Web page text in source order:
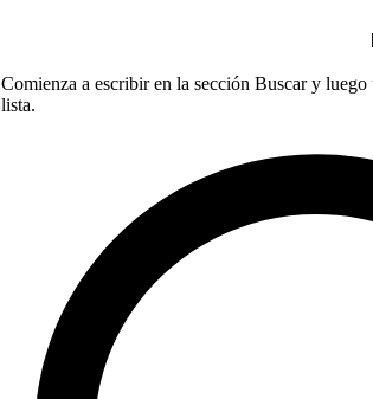
Comienza a escribir en la sección Buscar y
lista.